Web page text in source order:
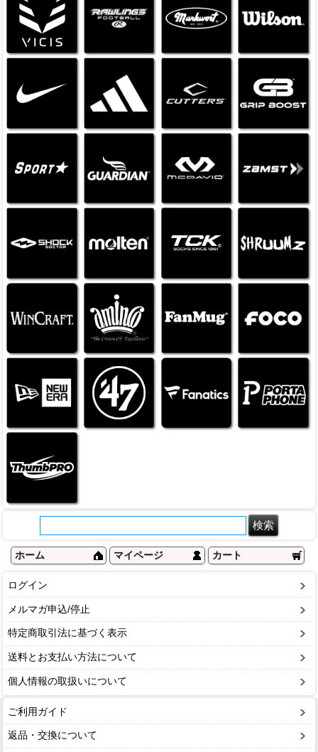
ホーム マイページ カート
ログイン
メルマガ申込/停止
特定商取引法に基づく表示
送料とお支払い方法について
個人情報の取扱いについて
ご利用ガイド
返品・交換について